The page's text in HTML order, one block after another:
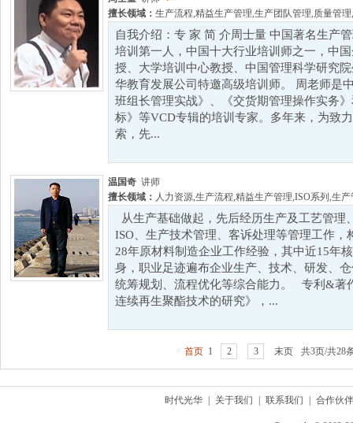
擅长领域： 生产流程,精益生产管理,生产团队管理,质量管理,
自我介绍：专 家 简 介周士量 中国著名生产
培训第一人，中国十大行业培训师之一，中
授、大学培训中心教授、中国管理科学研究
华教育发展公司特邀高级培训师。 周老师是
班组长管理实战》、《交货期管理操作实务
标》等VCD专辑的培训专家。多年来，为致
索，先...
温国奇 讲师
擅长领域： 人力资源,生产流程,精益生产管理,ISO系列 ,生产
从生产基础做起，先后经历生产及工艺管理
ISO、生产技术管理、客诉处理等管理工作，
28年原材料制造企业工作经验，其中近15年
身，职业足迹遍布企业生产、技术、研发、
统筹规划、流程优化等综合能力。 专利&著
连续再生聚酯技术的研究》，...
首页 1 2 3 末页 共3页/共28
时代光华 关于我们 联系我们 合作伙伴